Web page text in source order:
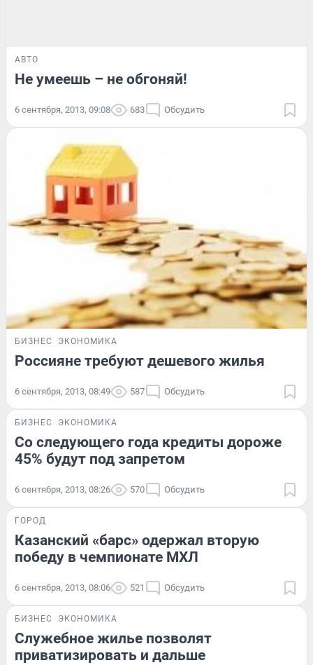
АВТО
Не умеешь – не обгоняй!
6 сентября, 2013, 09:08 683 Обсудить
БИЗНЕС ЭКОНОМИКА
Россияне требуют дешевого жилья
6 сентября, 2013, 08:49 587 Обсудить
БИЗНЕС ЭКОНОМИКА
Со следующего года кредиты дороже
45% будут под запретом
6 сентября, 2013, 08:26 570 Обсудить
ГОРОД
Казанский «барс» одержал вторую
победу в чемпионате МХЛ
6 сентября, 2013, 08:06 521 Обсудить
БИЗНЕС ЭКОНОМИКА
Служебное жилье позволят
приватизировать и дальше